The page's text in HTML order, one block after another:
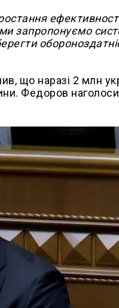
запропонуємо
що наразі 2 млн
Федоров